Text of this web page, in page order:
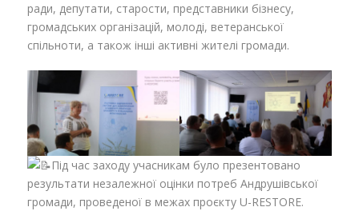
ради, депутати, старости, представники бізнесу,
громадських організацій, молоді, ветеранської
спільноти, а також інші активні жителі громади.
Під час заходу учасникам було презентовано
результати незалежної оцінки потреб Андрушівської
громади, проведеної в межах проєкту U-RESTORE.